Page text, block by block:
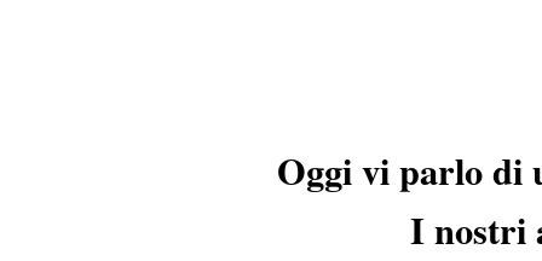
Oggi vi parlo di
I nostri